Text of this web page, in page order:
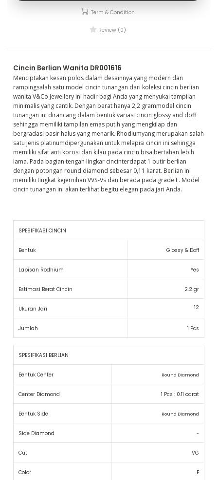
Term & Condition
Review (0)
Cincin Berlian Wanita DR001616
Menciptakan kesan polos dalam desainnya yang modern dan
rampingsalah satu model cincin tunangan dari koleksi cincin berlian
wanita V&Co Jewellery ini hadir bagi Anda yang menyukai tampilan
minimalis yang cantik. Dengan berat hanya 2,2 grammodel cincin
tunangan ini dirancang dalam bentuk variasi cincin glossy and doff
sehingga memiliki tampilan emas putih yang mengkilap dan
bergradasi pasir halus yang menarik. Rhodiumyang merupakan salah
satu jenis platinumdipergunakan untuk melapisi cincin ini sehingga
memiliki sifat anti korosi dan kilau pada cincin bisa bertahan lebih
lama. Pada bagian tengah lingkar cincinterdapat 1 butir berlian
dengan potongan round diamond sebesar 0,11 karat. Berlian ini
memiliki tingkat kejernihan VVS-Vs dan berada pada grade F. Model
cincin tunangan ini akan terlihat begitu elegan pada jari Anda.
SPESIFIKASI CINCIN
Bentuk Glossy & Doff
Lapisan Rodhium Yes
Estimasi Berat Cincin 2.2 gr
Ukuran Jari 12
Jumlah 1 Pcs
SPESIFIKASI BERLIAN
Bentuk Center Round Diamond
Center Diamond 1 Pcs : 0.11 carat
Bentuk Side Round Diamond
Side Diamond -
Cut VG
Color F